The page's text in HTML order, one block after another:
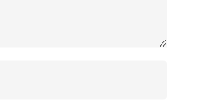
überträgt einen Herzschlag
kann für den Arbeitszustand
überträgt die Position einmal
das Winterschlafzustandsgerät
Server, um Energie zu